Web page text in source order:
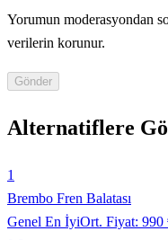
Yorumun moderasyondan
verilerin korunur.
Gönder
Alternatiflere
1
Brembo Fren Balatası
Genel En İyiOrt. Fiyat: 990